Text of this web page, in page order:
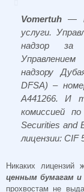
Vomertuh —
услуги.
надзор за
надзору
DFSA) –
A441266. И
комиссией
Securities and
лицензии: CIF
Никаких
ценным бумагам и
прохвостам не